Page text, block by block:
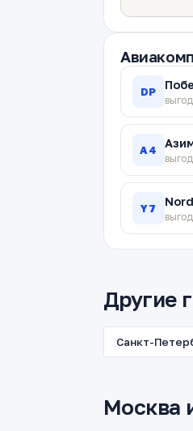
DP
A4
Y7
Другие
Санкт-
Москва